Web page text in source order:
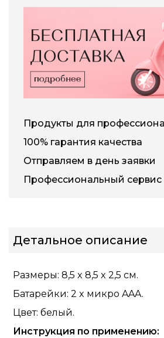
Продукты для
100% гарантия качества
Отправляем в день заявки
Профессиональный сервис
Детальное описание
Размеры: 8,5 x 8,5 x 2,5 см.
Батарейки: 2 x микро AAA.
Цвет: белый.
Инструкция по применению: